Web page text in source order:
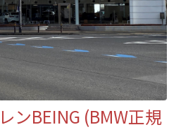
ンBEING (BMW正規